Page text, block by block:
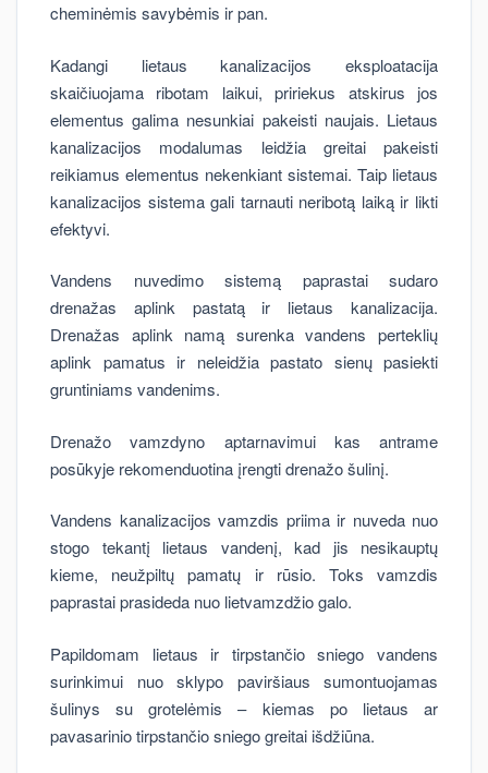
cheminėmis savybėmis ir pan.
Kadangi lietaus kanalizacijos eksploatacija
skaičiuojama ribotam laikui, pririekus atskirus jos
elementus galima nesunkiai pakeisti naujais. Lietaus
kanalizacijos modalumas leidžia greitai pakeisti
reikiamus elementus nekenkiant sistemai. Taip lietaus
kanalizacijos sistema gali tarnauti neribotą laiką ir likti
efektyvi.
Vandens nuvedimo sistemą paprastai sudaro
drenažas aplink pastatą ir lietaus kanalizacija.
Drenažas aplink namą surenka vandens perteklių
aplink pamatus ir neleidžia pastato sienų pasiekti
gruntiniams vandenims.
Drenažo vamzdyno aptarnavimui kas antrame
posūkyje rekomenduotina įrengti drenažo šulinį.
Vandens kanalizacijos vamzdis priima ir nuveda nuo
stogo tekantį lietaus vandenį, kad jis nesikauptų
kieme, neužpiltų pamatų ir rūsio. Toks vamzdis
paprastai prasideda nuo lietvamzdžio galo.
Papildomam lietaus ir tirpstančio sniego vandens
surinkimui nuo sklypo paviršiaus sumontuojamas
šulinys su grotelėmis – kiemas po lietaus ar
pavasarinio tirpstančio sniego greitai išdžiūna.